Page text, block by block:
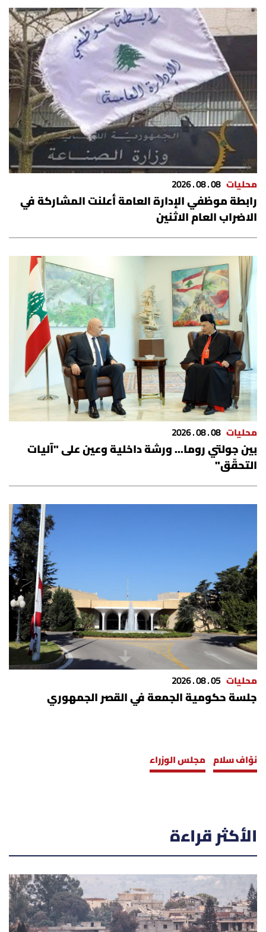
محليات 08 . 08 . 2026
رابطة موظفي الإدارة العامة أعلنت المشاركة في
الاضراب العام الاثنين
محليات 08 . 08 . 2026
بين جولتي روما... ورشة داخلية وعين على "آليات
التحقّق"
محليات 05 . 08 . 2026
جلسة حكومية الجمعة في القصر الجمهوري
نوّاف سلام مجلس الوزراء
الأكثر قراءة